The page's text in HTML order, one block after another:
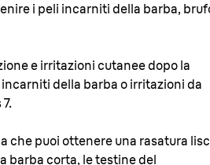
i peli incarniti della barba,
e irritazioni cutanee dopo la
della barba o irritazioni da
che puoi ottenere una rasatura
barba corta, le testine del